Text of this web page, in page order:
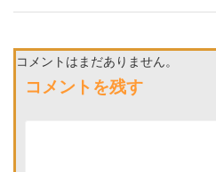
コメントはまだありません。
コメントを残す